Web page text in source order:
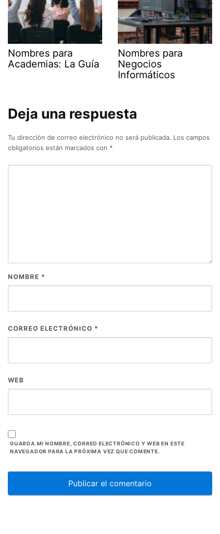
Nombres para
Academias: La Guía
Nombres para
Negocios
Informáticos
Deja una respuesta
Tu dirección de correo electrónico no será publicada. Los campos
obligatorios están marcados con *
NOMBRE *
CORREO ELECTRÓNICO *
WEB
GUARDA MI NOMBRE, CORREO ELECTRÓNICO Y WEB EN ESTE
NAVEGADOR PARA LA PRÓXIMA VEZ QUE COMENTE.